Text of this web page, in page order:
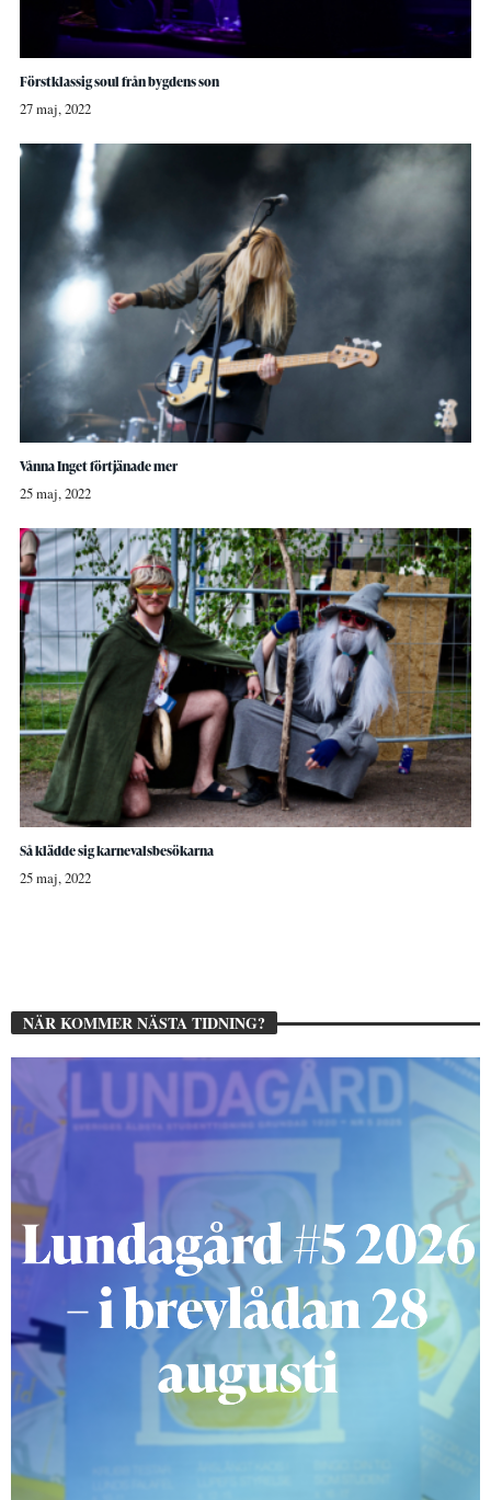
Förstklassig soul från bygdens son
27 maj, 2022
Vånna Inget förtjänade mer
25 maj, 2022
Så klädde sig karnevalsbesökarna
25 maj, 2022
NÄR KOMMER NÄSTA TIDNING?